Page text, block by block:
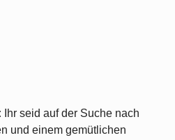
Ihr seid auf der Suche nach
und einem gemütlichen